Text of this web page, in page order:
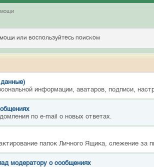
или воспользуйтесь поиском
информации, аватаров, подписи,
по e-mail о новых ответах.
папок Личного Ящика, слежение за
модератору о сообщениях